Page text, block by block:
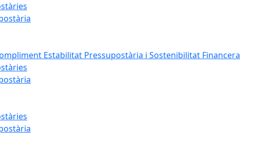
Estabilitat Pressupostària i Sostenibilitat Financera